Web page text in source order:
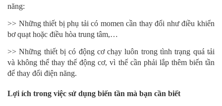
năng:
>> Những thiết bị phụ tải có momen cần thay đổi như điều khiển
bơ quạt hoặc điều hòa trung tâm,…
>> Những thiết bị có động cơ chạy luôn trong tình trạng quá tải
và không thể thay thế động cơ, vì thế cần phải lắp thêm biến tần
để thay đổi điện năng.
Lợi ích trong việc sử dụng biến tần mà bạn cần biết